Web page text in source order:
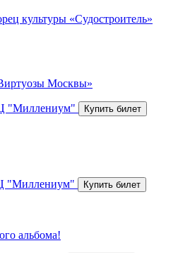
культуры «Судостроитель»
Москвы»
"Миллениум"
"Миллениум"
альбома!